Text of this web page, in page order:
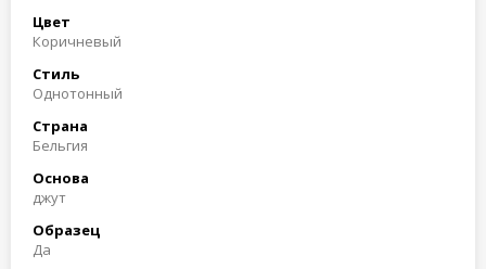
Цвет
Коричневый
Стиль
Однотонный
Страна
Бельгия
Основа
джут
Образец
Да